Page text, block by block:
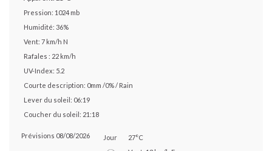
Pression: 1024 mb
Humidité: 36%
Vent: 7 km/h N
Rafales : 22 km/h
UV-Index: 5.2
Courte description: 0mm /0%/ Rain
Lever du soleil: 06:19
Coucher du soleil: 21:18
Prévisions 08/08/2026 Jour
27°C